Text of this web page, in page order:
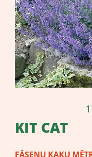
KIT CAT
FĀSENU KAĶU